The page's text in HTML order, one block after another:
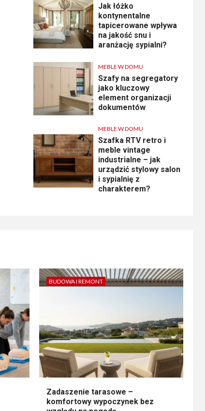
Jak łóżko
kontynentalne
tapicerowane wpływa
na jakość snu i
aranżację sypialni?
MEBLE W DOMU
Szafy na segregatory
jako kluczowy
element organizacji
dokumentów
MEBLE W DOMU
Szafka RTV retro i
meble vintage
industrialne – jak
urządzić stylowy salon
i sypialnię z
charakterem?
BUDOWA I REMONT
Zadaszenie tarasowe –
komfortowy wypoczynek bez